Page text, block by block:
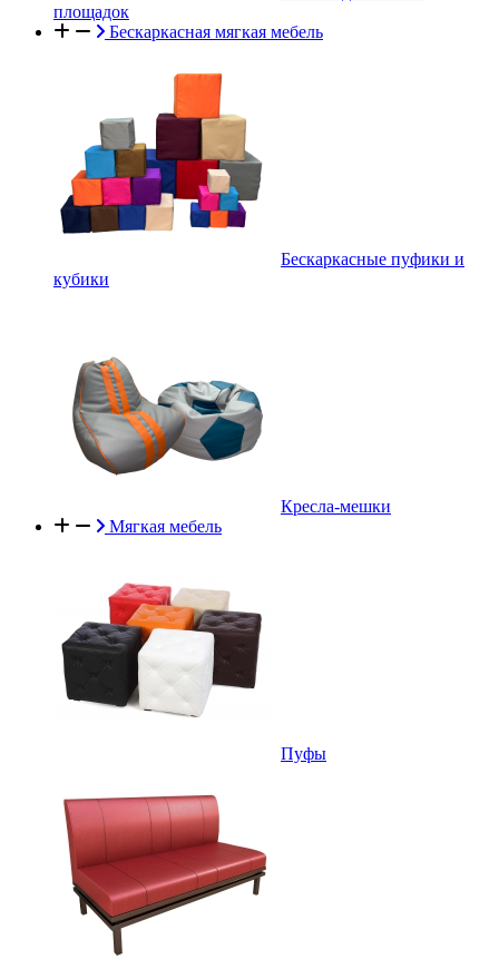
площадок
Бескаркасная мягкая мебель
Бескаркасные пуфики и
кубики
Кресла-мешки
Мягкая мебель
Пуфы